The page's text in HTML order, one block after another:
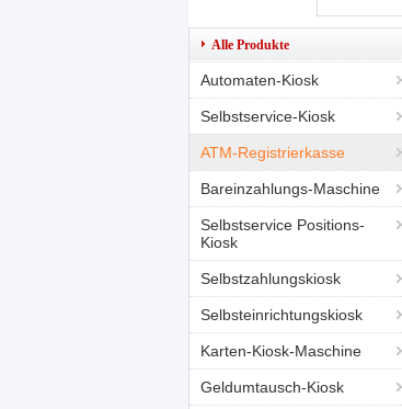
Alle Produkte
Automaten-Kiosk
Selbstservice-Kiosk
ATM-Registrierkasse
Bareinzahlungs-Maschine
Selbstservice Positions-
Kiosk
Selbstzahlungskiosk
Selbsteinrichtungskiosk
Karten-Kiosk-Maschine
Geldumtausch-Kiosk